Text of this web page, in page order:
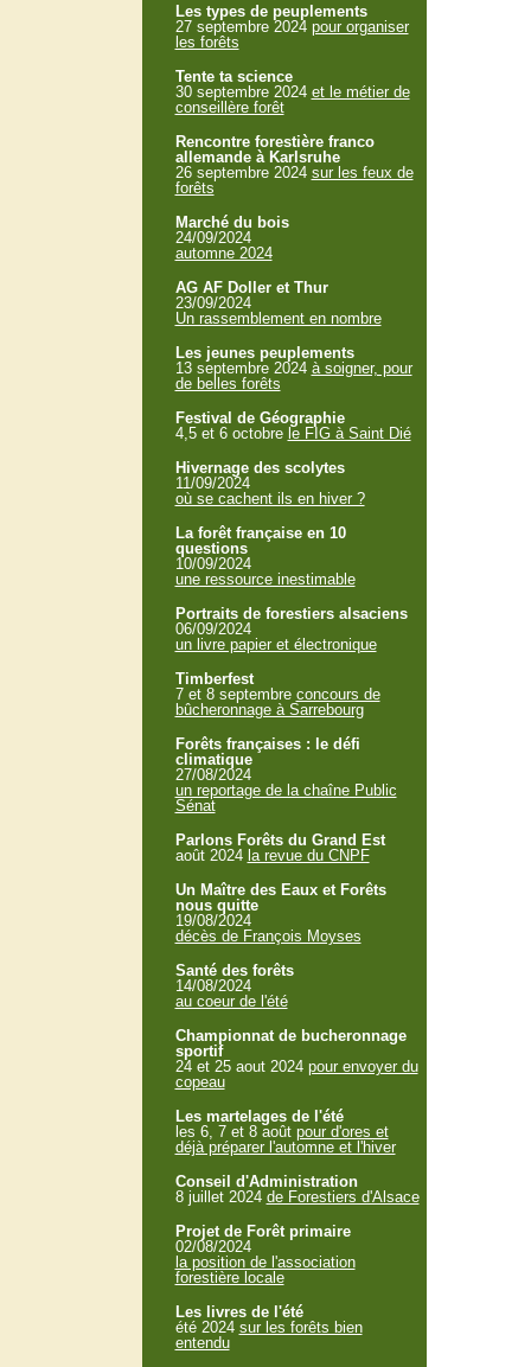
Les types de peuplements
27 septembre 2024 pour organiser
les forêts
Tente ta science
30 septembre 2024 et le métier de
conseillère forêt
Rencontre forestière franco
allemande à Karlsruhe
26 septembre 2024 sur les feux de
forêts
Marché du bois
24/09/2024
automne 2024
AG AF Doller et Thur
23/09/2024
Un rassemblement en nombre
Les jeunes peuplements
13 septembre 2024 à soigner, pour
de belles forêts
Festival de Géographie
4,5 et 6 octobre le FIG à Saint Dié
Hivernage des scolytes
11/09/2024
où se cachent ils en hiver ?
La forêt française en 10
questions
10/09/2024
une ressource inestimable
Portraits de forestiers alsaciens
06/09/2024
un livre papier et électronique
Timberfest
7 et 8 septembre concours de
bûcheronnage à Sarrebourg
Forêts françaises : le défi
climatique
27/08/2024
un reportage de la chaîne Public
Sénat
Parlons Forêts du Grand Est
août 2024 la revue du CNPF
Un Maître des Eaux et Forêts
nous quitte
19/08/2024
décès de François Moyses
Santé des forêts
14/08/2024
au coeur de l'été
Championnat de bucheronnage
sportif
24 et 25 aout 2024 pour envoyer du
copeau
Les martelages de l'été
les 6, 7 et 8 août pour d'ores et
déjà préparer l'automne et l'hiver
Conseil d'Administration
8 juillet 2024 de Forestiers d'Alsace
Projet de Forêt primaire
02/08/2024
la position de l'association
forestière locale
Les livres de l'été
été 2024 sur les forêts bien
entendu